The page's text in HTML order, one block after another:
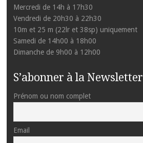
Mercredi de 14h à 17h30
Vendredi de 20h30 à 22h30
10m et 25 m (22lr et 38sp) uniquement
Samedi de 14h00 à 18h00
Dimanche de 9h00 à 12h00
S’abonner à la Newsletter
Prénom ou nom complet
Email